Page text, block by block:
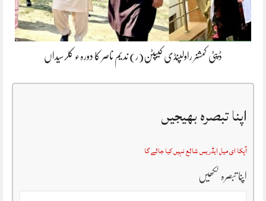
ڈپٹی کمشنر راولپنڈی کیپٹن(ر) ندیم ناصر کا دورہء کلرسیداں
اپنا تبصرہ بھیجیں
آپکا ای میل ایڈریس شائع نہیں کیا جائے گا
اپنا تبصرہ لکھیں